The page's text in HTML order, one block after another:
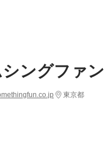
ングファン
東京都